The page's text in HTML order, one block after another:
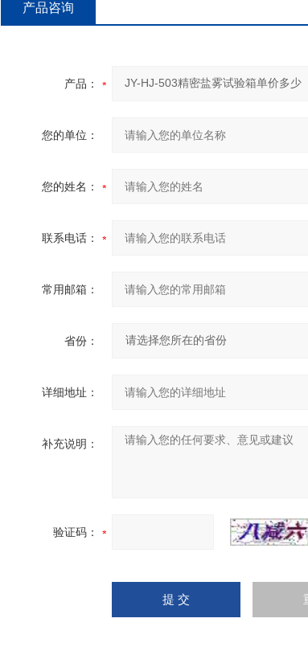
产品咨询
产品：
您的单位：
您的姓名：
联系电话：
常用邮箱：
省份：
详细地址：
补充说明：
验证码：